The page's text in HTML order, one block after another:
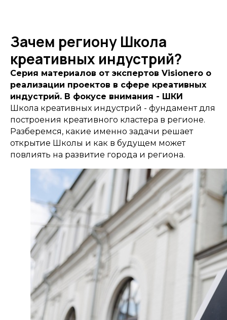
Зачем региону Школа
креативных индустрий?
Серия материалов от экспертов Visionero о
реализации проектов в сфере креативных
индустрий. В фокусе внимания - ШКИ
Школа креативных индустрий - фундамент для
построения креативного кластера в регионе.
Разберемся, какие именно задачи решает
открытие Школы и как в будущем может
повлиять на развитие города и региона.